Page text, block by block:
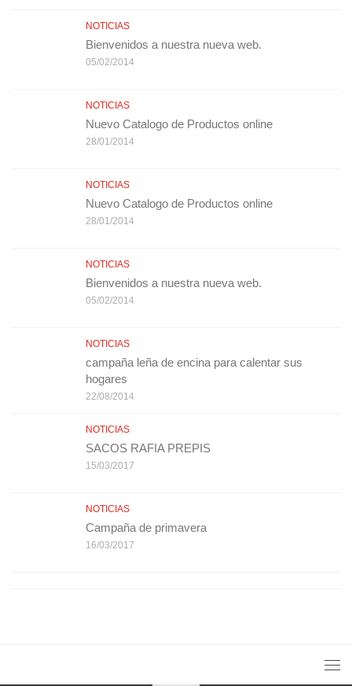
NOTICIAS
Bienvenidos a nuestra nueva web.
05/02/2014
NOTICIAS
Nuevo Catalogo de Productos online
28/01/2014
NOTICIAS
Nuevo Catalogo de Productos online
28/01/2014
NOTICIAS
Bienvenidos a nuestra nueva web.
05/02/2014
NOTICIAS
campaña leña de encina para calentar sus
hogares
22/08/2014
NOTICIAS
SACOS RAFIA PREPIS
15/03/2017
NOTICIAS
Campaña de primavera
16/03/2017